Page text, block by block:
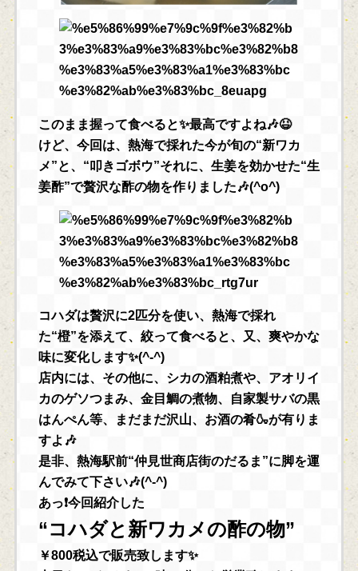
このまま握って食べると✨最高ですよね🎶😆
けど、今回は、熱海で採れた今が旬の“新ワカ
メ”と、“叩きゴボウ”それに、生姜を効かせた“生
姜酢”で贅沢な酢の物を作りました🎶(^o^)
コハダは贅沢に2匹分を使い、熱海で採れ
た“橙”を添えて、絞って食べると、又、爽やかな
味に変化します✨(^-^)
店内には、その他に、シカの酒粕煮や、アオリイ
カのゲソつまみ、金目鯛の煮物、自家製サバの黒
はんぺん等、まだまだ沢山、お酒の肴🍶が有りま
すよ🎶
是非、熱海駅前“仲見世商店街のだるま”に脚を運
んでみて下さい🎶(^-^)
あっ❗今回紹介した
“コハダと新ワカメの酢の物”
￥800税込で販売致します✨